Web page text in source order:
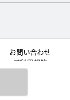
お問い合わせ
ご利用規約
プライバシーポリシー